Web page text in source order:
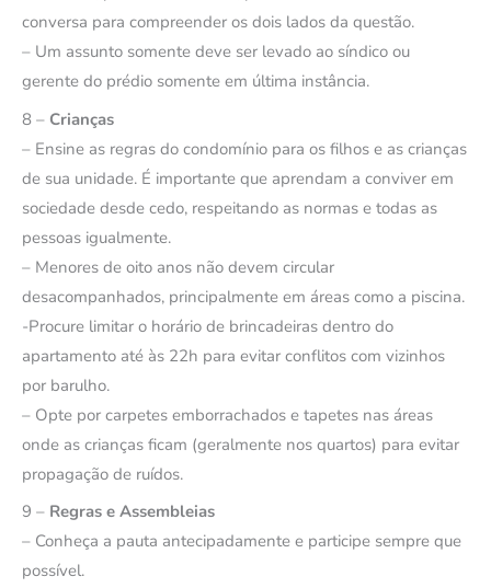
conversa para compreender os dois lados da questão.
– Um assunto somente deve ser levado ao síndico ou
gerente do prédio somente em última instância.
8 – Crianças
– Ensine as regras do condomínio para os filhos e as crianças
de sua unidade. É importante que aprendam a conviver em
sociedade desde cedo, respeitando as normas e todas as
pessoas igualmente.
– Menores de oito anos não devem circular
desacompanhados, principalmente em áreas como a piscina.
-Procure limitar o horário de brincadeiras dentro do
apartamento até às 22h para evitar conflitos com vizinhos
por barulho.
– Opte por carpetes emborrachados e tapetes nas áreas
onde as crianças ficam (geralmente nos quartos) para evitar
propagação de ruídos.
9 – Regras e Assembleias
– Conheça a pauta antecipadamente e participe sempre que
possível.